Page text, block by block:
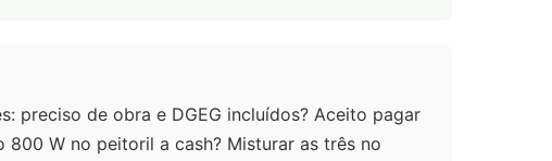
preciso de obra e DGEG incluídos? Aceito pagar
W no peitoril a cash? Misturar as três no